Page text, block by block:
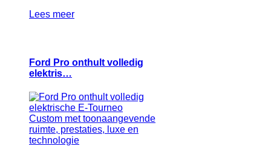
Lees meer
Ford Pro onthult volledig
elektris…